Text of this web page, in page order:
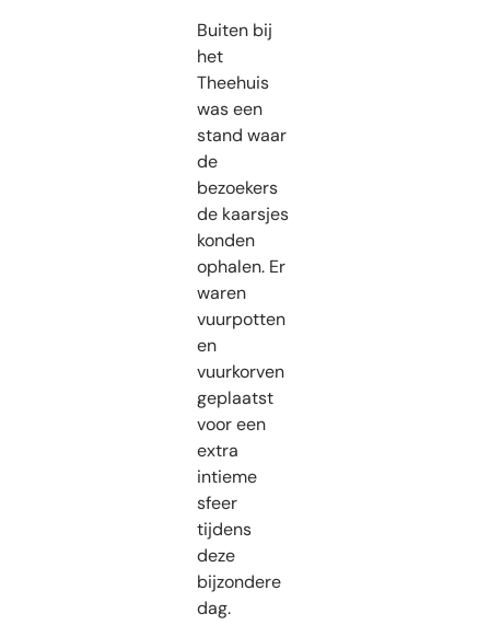
Buiten bij
het
Theehuis
was een
stand waar
de
bezoekers
de kaarsjes
konden
ophalen. Er
waren
vuurpotten
en
vuurkorven
geplaatst
voor een
extra
intieme
sfeer
tijdens
deze
bijzondere
dag.